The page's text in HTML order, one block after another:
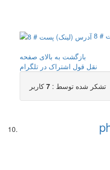
# 8
بازگشت به بالای صفحه
نقل قول اشتراک در تلگرام
تشکر شده توسط : 7 کاربر